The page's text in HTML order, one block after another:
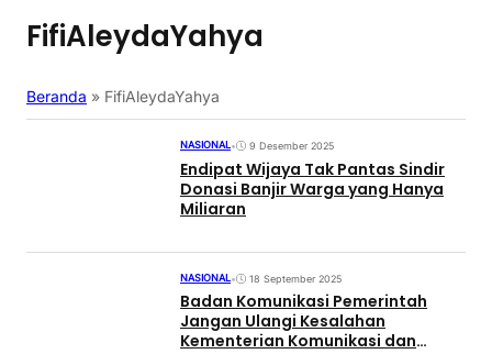
FifiAleydaYahya
Beranda » FifiAleydaYahya
NASIONAL• 9 Desember 2025
Endipat Wijaya Tak Pantas Sindir
Donasi Banjir Warga yang Hanya
Miliaran
NASIONAL• 18 September 2025
Badan Komunikasi Pemerintah
Jangan Ulangi Kesalahan
Kementerian Komunikasi dan